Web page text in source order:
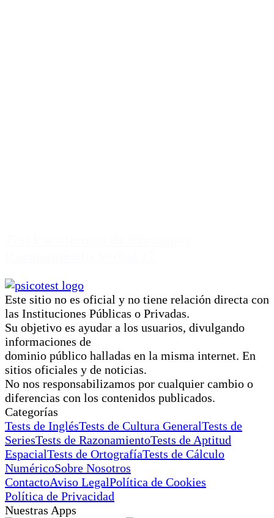
Este sitio no es oficial y no tiene relación directa con
las Instituciones Públicas o Privadas.
Su objetivo es ayudar a los usuarios, divulgando
informaciones de
dominio público halladas en la misma internet. En
sitios oficiales y de noticias.
No nos responsabilizamos por cualquier cambio o
diferencias con los contenidos publicados.
Categorías
Tests de InglésTests de Cultura GeneralTests de
SeriesTests de RazonamientoTests de Aptitud
EspacialTests de OrtografíaTests de Cálculo
NuméricoSobre Nosotros
ContactoAviso LegalPolítica de Cookies
Política de Privacidad
Nuestras Apps